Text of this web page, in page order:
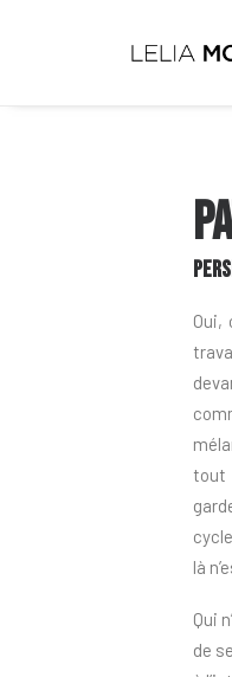
Oui,
tout
là
Qui
de